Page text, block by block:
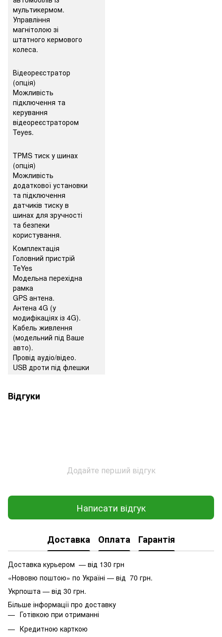
мультикермом.
Управління
магнітолою зі
штатного кермового
колеса.
Відеореєстратор
(опція)
Можливість
підключення та
керування
відеореєстратором
Teyes.
TPMS тиск у шинах
(опція)
Можливість
додаткової установки
та підключення
датчиків тиску в
шинах для зручності
та безпеки
користування.
Комплектація
Головний пристрій
TeYes
Модельна перехідна
рамка
GPS антена.
Антена 4G (у
модифікаціях із 4G).
Кабель живлення
(модельний під Ваше
авто).
Провід аудіо/відео.
USB дроти під флешки
Відгуки
Додайте перший відгук
Написати відгук
Доставка Оплата Гарантія
Доставка курьером — від 130 грн
«Нововю поштою» по Україні — від 70 грн.
Укрпошта — від 30 грн.
Більше інформації про доставку
Готівкою при отриманні
Кредитною карткою